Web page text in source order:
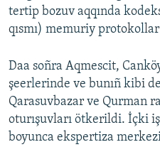
tertip bozuv aqqında
qısmı) memuriy
Daa soñra Aqmescit,
şeerlerinde ve bunıñ kibi
Qarasuvbazar ve Qurman
oturışuvları ötkerildi. İçki
boyunca ekspertiza